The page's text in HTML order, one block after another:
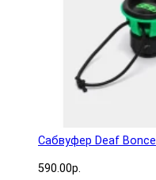
Сабвуфер Deaf Bonce
590.00р.